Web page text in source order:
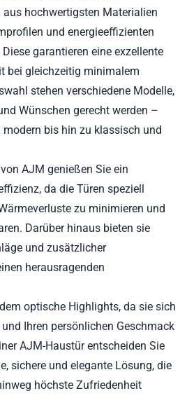
hochwertigsten Materialien
und energieeffizienten
garantieren eine exzellente
bei gleichzeitig minimalem
stehen verschiedene Modelle,
Wünschen gerecht werden –
bis hin zu klassisch und
AJM genießen Sie ein
da die Türen speziell
zu minimieren und
Darüber hinaus bieten sie
und zusätzlicher
herausragenden
optische Highlights, da sie sich
Ihren persönlichen Geschmack
AJM-Haustür entscheiden Sie
sichere und elegante Lösung, die
höchste Zufriedenheit